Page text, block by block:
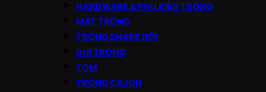
HARDWARE & PHỤ KIỆN TRỐNG
MẶT TRỐNG
TRỐNG SNARE RỜI
DÙI TRỐNG
TOM
TRỐNG CAJON